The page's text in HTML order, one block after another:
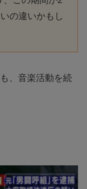
の違いかもし
、音楽活動を続